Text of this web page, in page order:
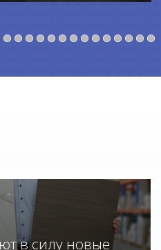
в силу новые